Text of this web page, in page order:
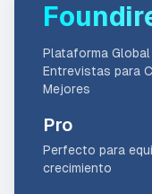
Plataforma
Entrevistas para
Mejores
Pro
Perfecto para
crecimiento